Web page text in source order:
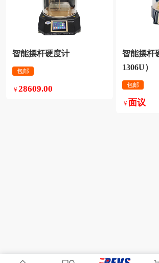
智能摆杆硬度计
包邮
￥ 28609.00
1306U）
包邮
￥ 面议